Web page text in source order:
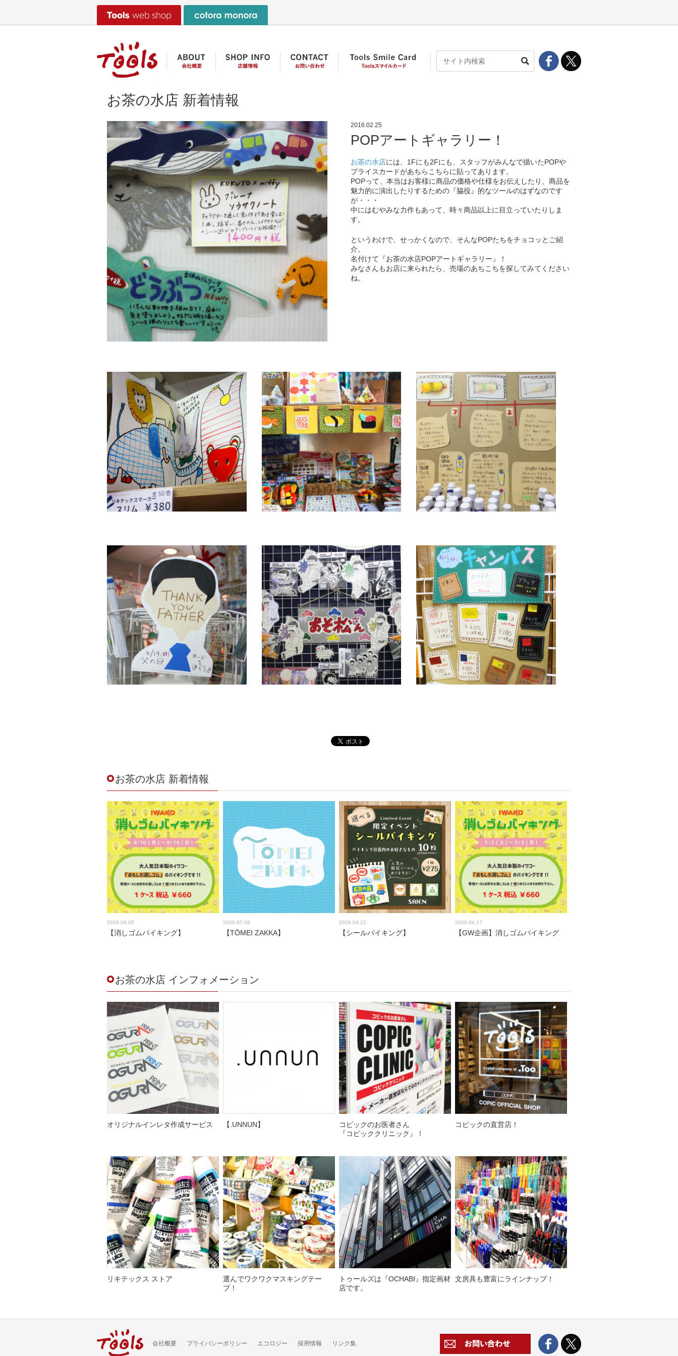
お茶の水店 新着情報
2016.02.25
POPアートギャラリー！
お茶の水店には、1Fにも2Fにも、スタッフがみんなで描いたPOPや
プライスカードがあちらこちらに貼ってあります。
POPって、本当はお客様に商品の価格や仕様をお伝えしたり、商品を
魅力的に演出したりするための『脇役』的なツールのはずなのです
が・・・
中にはむやみな力作もあって、時々商品以上に目立っていたりしま
す。
というわけで、せっかくなので、そんなPOPたちをチョコッとご紹
介。
名付けて『お茶の水店POPアートギャラリー』！
みなさんもお店に来られたら、売場のあちこちを探してみてください
ね。
お茶の水店 新着情報
2026.08.05
【消しゴムバイキング】
2026.07.09
【TŌMEI ZAKKA】
2026.04.22
【シールバイキング】
2026.04.17
【GW企画】消しゴムバイキング
お茶の水店 インフォメーション
オリジナルインレタ作成サービス 【.UNNUN】
コピックのお医者さん
『コピッククリニック』！
コピックの直営店！
リキテックス ストア
選んでワクワクマスキングテー
プ！
トゥールズは『OCHABI』指定画材
店です。
文房具も豊富にラインナップ！
会社概要 プライバシーポリシー エコロジー 採用情報 リンク集